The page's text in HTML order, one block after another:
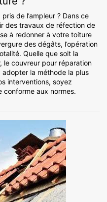
de l’ampleur ? Dans ce
des travaux de réfection de
à redonner à votre toiture
des dégâts, l’opération
Quelle que soit la
le couvreur pour réparation
la méthode la plus
interventions, soyez
conforme aux normes.